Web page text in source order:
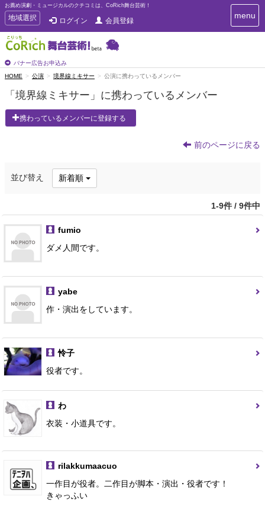
お薦め演劇・ミュージカルのクチコミは、CoRich舞台芸術！
T
o
g
g
e
n
v
i
a
地域選択 ログイン 会員登録
バナー広告お申込み
T
o
a
menu
HOME 公演 境界線ミキサー 公演に携わっているメンバー
「境界線ミキサー」に携わっているメンバー
携わっているメンバーに登録する
前のページに戻る
並び替え 新着順
1-9件 / 9件中
fumio
ダメ人間です。
yabe
作・演出をしています。
怜子
役者です。
わ
衣装・小道具です。
rilakkumaacuo
一作目が役者。二作目が脚本・演出・役者です！
きゃっふい